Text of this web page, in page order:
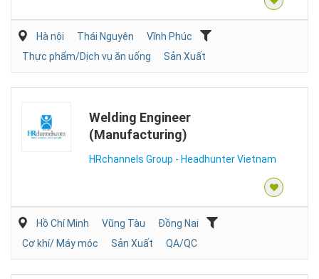
Hà nội Thái Nguyên
Vĩnh Phúc
Thực phẩm/Dịch vụ ăn uống
Sản Xuất
Welding Engineer
(Manufacturing)
HRchannels Group - Headhunter Vietnam
Hồ Chí Minh Vũng Tàu
Đồng Nai
Cơ khí/ Máy móc
Sản Xuất QA/QC